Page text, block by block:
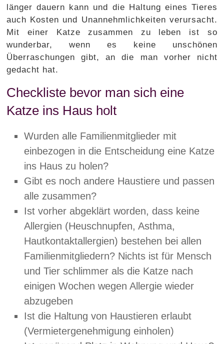
länger dauern kann und die Haltung eines Tieres
auch Kosten und Unannehmlichkeiten verursacht.
Mit einer Katze zusammen zu leben ist so
wunderbar, wenn es keine unschönen
Überraschungen gibt, an die man vorher nicht
gedacht hat.
Checkliste bevor man sich eine
Katze ins Haus holt
Wurden alle Familienmitglieder mit
einbezogen in die Entscheidung eine Katze
ins Haus zu holen?
Gibt es noch andere Haustiere und passen
alle zusammen?
Ist vorher abgeklärt worden, dass keine
Allergien (Heuschnupfen, Asthma,
Hautkontaktallergien) bestehen bei allen
Familienmitgliedern? Nichts ist für Mensch
und Tier schlimmer als die Katze nach
einigen Wochen wegen Allergie wieder
abzugeben
Ist die Haltung von Haustieren erlaubt
(Vermietergenehmigung einholen)